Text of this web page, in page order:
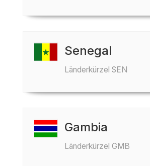
Senegal
Länderkürzel SEN
Gambia
Länderkürzel GMB